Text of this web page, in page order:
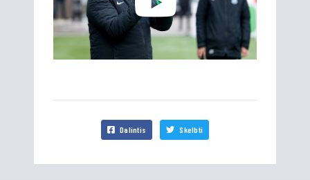
Dalintis Skelbti